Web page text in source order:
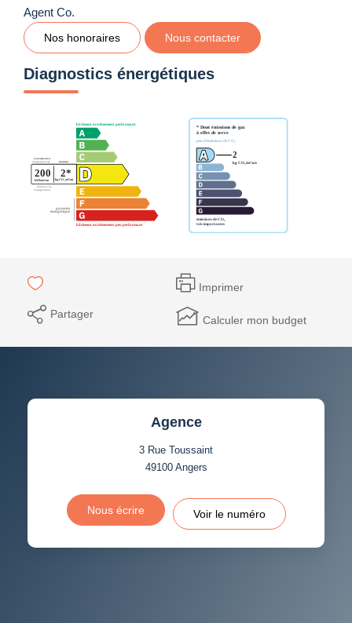
Agent Co.
Nos honoraires Nous contacter
Diagnostics énergétiques
Imprimer
Partager Calculer mon budget
Agence
3 Rue Toussaint
49100 Angers
Nous écrire Voir le numéro